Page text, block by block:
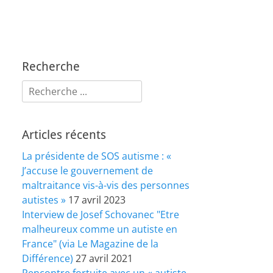
Recherche
Rechercher :
Articles récents
La présidente de SOS autisme : «
J’accuse le gouvernement de
maltraitance vis-à-vis des personnes
autistes » 17 avril 2023
Interview de Josef Schovanec "Etre
malheureux comme un autiste en
France" (via Le Magazine de la
Différence) 27 avril 2021